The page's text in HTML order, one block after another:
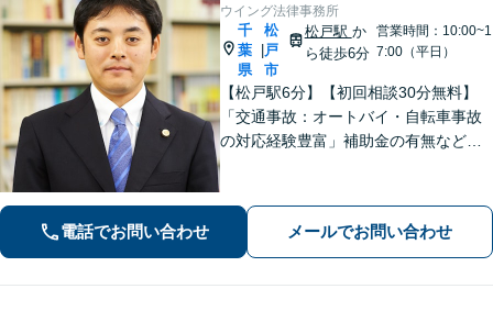
ウイング法律事務所
千
葉
県
松
戸
市
松戸駅 か
ら徒歩6分
営業時間：10:00~1
7:00（平日）
【松戸駅6分】【初回相談30分無料】
「交通事故：オートバイ・自転車事故
の対応経験豊富」補助金の有無など、
業詐欺による被害など、複雑な事情を
抱えた借金問題について豊富な解決実
績あり」
電話でお問い合わせ メールでお問い合わせ